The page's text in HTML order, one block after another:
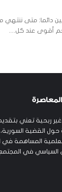
دائما: متى
أقوى عند كل…
ربحية تعني بتقديم
حول القضية السورية،
المساهمة في
السياسي في